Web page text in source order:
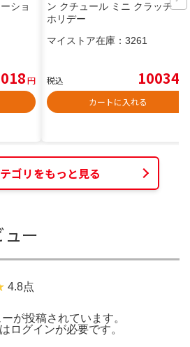
ショ
円
ン クチュール ミニ クラッチ
ホリデー
マイストア在庫： 3261
税込 10034
カートに入れる
ゴリをもっと見る
ー
4.8点
が投稿されています。
ログインが必要です。